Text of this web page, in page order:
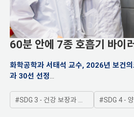
60분 안에 7종 호흡기 바이
하다
화학공학과 서태석 교수, 2026년 보건
과 30선 선정
장분자진단 기술 개발
대학·기업·병원 간 융합연구로 기술이전
SDG 3 - 건강 보장과 모든 연령대 인구의 복지증진 SDG 4 - 양질의 포괄적